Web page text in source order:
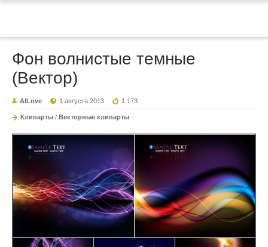
Фон волнистые темные
(Вектор)
AILove 1 августа 2013 1 173
Клипарты / Векторные клипарты